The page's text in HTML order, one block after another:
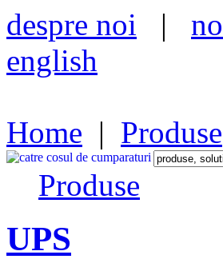
despre noi |
english
Home | Produse
Produse
UPS